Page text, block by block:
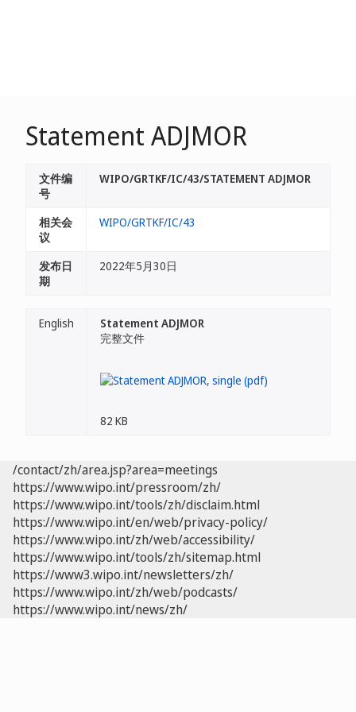
Statement ADJMOR
文件编
号
WIPO/GRTKF/IC/43/STATEMENT ADJMOR
相关会
议
WIPO/GRTKF/IC/43
发布日
期
2022年5月30日
English
Statement ADJMOR
完整文件
82 KB
/contact/zh/area.jsp?area=meetings
https://www.wipo.int/pressroom/zh/
https://www.wipo.int/tools/zh/disclaim.html
https://www.wipo.int/en/web/privacy-policy/
https://www.wipo.int/zh/web/accessibility/
https://www.wipo.int/tools/zh/sitemap.html
https://www3.wipo.int/newsletters/zh/
https://www.wipo.int/zh/web/podcasts/
https://www.wipo.int/news/zh/